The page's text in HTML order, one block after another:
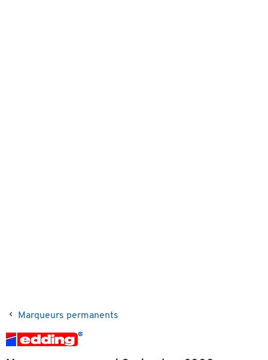
Marqueurs permanents